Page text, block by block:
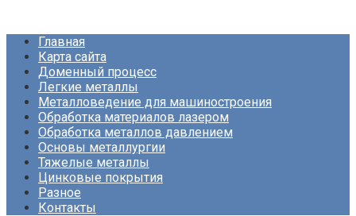
контентуГлавная
Карта сайта
Доменный процесс
Легкие металлы
Металловедение для машиностроения
Обработка материалов лазером
Обработка металлов давлением
Основы металлургии
Тяжелые металлы
Цинковые покрытия
Разное
Контакты